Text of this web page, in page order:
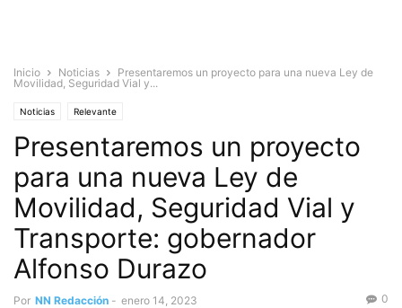
Inicio Noticias
Presentaremos un proyecto para una nueva Ley de
Movilidad, Seguridad Vial y...
Noticias Relevante
Presentaremos un proyecto
para una nueva Ley de
Movilidad, Seguridad Vial y
Transporte: gobernador
Alfonso Durazo
Por NN Redacción - enero 14, 2023 0